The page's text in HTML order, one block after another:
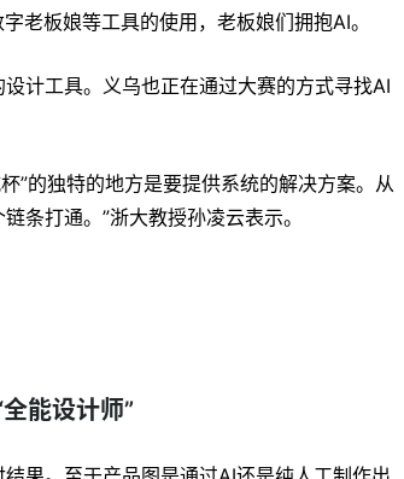
老板娘等工具的使用，老板娘们拥抱AI。
计工具。义乌也正在通过大赛的方式寻找AI
”的独特的地方是要提供系统的解决方案。从
条打通。”浙大教授孙凌云表示。
能设计师”